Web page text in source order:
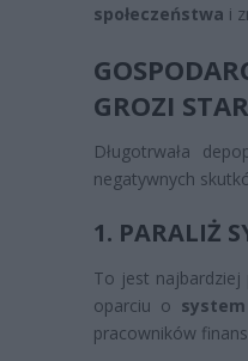
społeczeństwa i
GROZI
Długotrwała
negatywnych
1. PARALIŻ
To jest najbardziej
oparciu o
pracowników